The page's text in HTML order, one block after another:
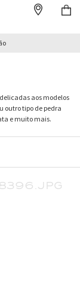
aos modelos
outro tipo de pedra
e muito mais.